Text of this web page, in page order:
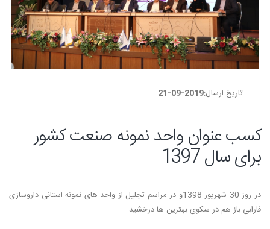
تاریخ ارسال:2019-09-21
کسب عنوان واحد نمونه صنعت کشور
برای سال 1397
در روز 30 شهریور 1398و در مراسم تجلیل از واحد های نمونه استانی داروسازی
فارابی باز هم در سکوی بهترین ها درخشید.